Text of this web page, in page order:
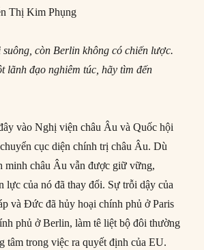
Thị Kim Phụng
còn Berlin không có chiến lược.
lãnh đạo nghiêm túc, hãy tìm đến
vào Nghị viện châu Âu và Quốc hội
cục diện chính trị châu Âu. Dù
minh châu Âu vẫn được giữ vững,
lực của nó đã thay đổi. Sự trỗi dậy của
và Đức đã hủy hoại chính phủ ở Paris
phủ ở Berlin, làm tê liệt bộ đôi thường
tâm trong việc ra quyết định của EU.